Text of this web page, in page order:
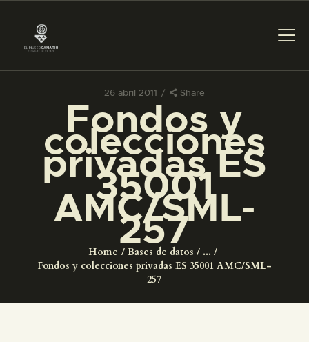
26 abril 2011 Share
Fondos y
colecciones
privadas ES
35001
AMC/SML-
257
Home Bases de datos
...
Fondos y colecciones privadas ES 35001 AMC/SML-
257
PREPARAR LA VISITA
ACTIVIDADES
█
EL MUSEO
COLECCIONES